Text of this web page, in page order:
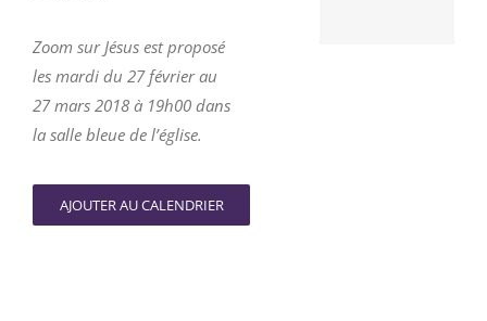
Zoom sur Jésus est proposé
les mardi du 27 février au
27 mars 2018 à 19h00 dans
la salle bleue de l’église.
AJOUTER AU CALENDRIER